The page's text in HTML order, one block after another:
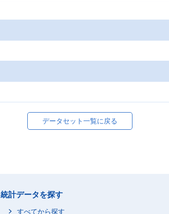
データセット一覧に戻る
統計データを探す
すべてから探す